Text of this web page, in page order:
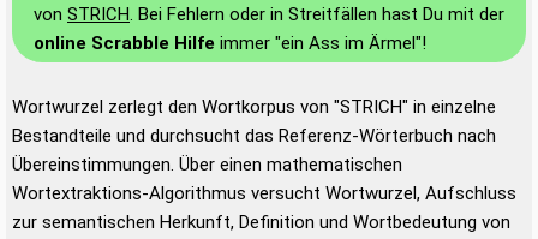
von STRICH. Bei Fehlern oder in Streitfällen hast Du mit der
online Scrabble Hilfe immer "ein Ass im Ärmel"!
Wortwurzel zerlegt den Wortkorpus von "STRICH" in einzelne
Bestandteile und durchsucht das Referenz-Wörterbuch nach
Übereinstimmungen. Über einen mathematischen
Wortextraktions-Algorithmus versucht Wortwurzel, Aufschluss
zur semantischen Herkunft, Definition und Wortbedeutung von